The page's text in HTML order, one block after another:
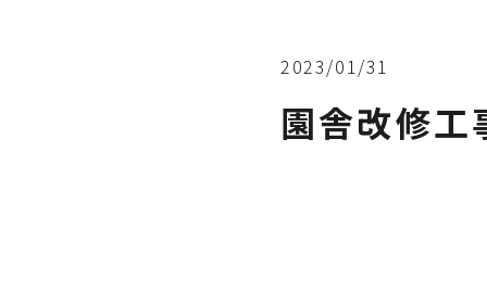
2023/01/31
園舎改修工